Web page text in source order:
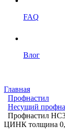
FAQ
Влог
Главная
Профнастил
Несущий
Профнастил
ЦИНК толщина